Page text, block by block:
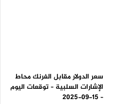
سعر الدولار مقابل الفرنك محاط
الإشارات السلبية – توقعات اليوم
– 15-09-2025